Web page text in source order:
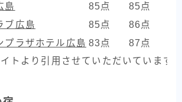
島
85点 85点
ブ広島
85点 86点
プラザホテル広島 83点 87点
トより引用させていただいています。